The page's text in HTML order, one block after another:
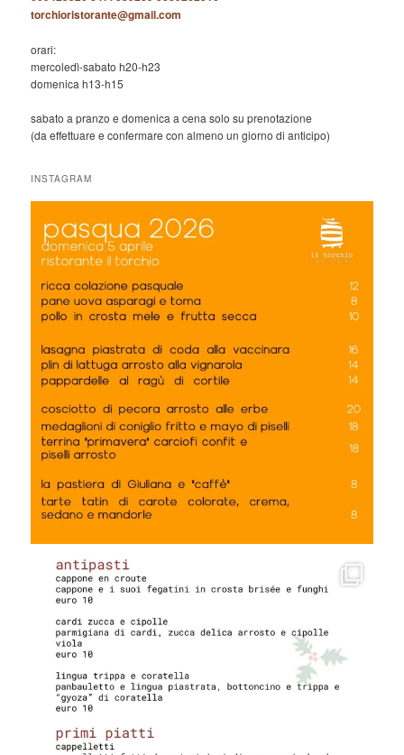
torchioristorante@gmail.com
orari:
mercoledì-sabato h20-h23
domenica h13-h15
sabato a pranzo e domenica a cena solo su prenotazione
(da effettuare e confermare con almeno un giorno di anticipo)
INSTAGRAM